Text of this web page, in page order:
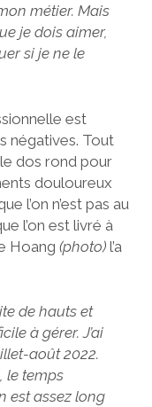
métier. Mais
je dois aimer,
si je ne le
est
négatives. Tout
dos rond pour
douloureux
l’on n’est pas au
l’on est livré à
Hoang (photo)l’a
de hauts et
à gérer. J’ai
août 2022.
le temps
est assez long